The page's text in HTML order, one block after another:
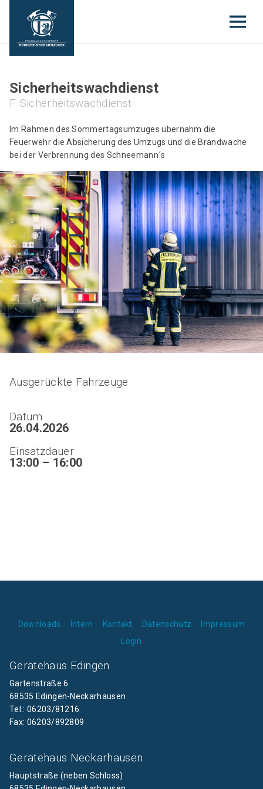
Sicherheitswachdienst
F Sicherheitswachdienst
Im Rahmen des Sommertagsumzuges übernahm die
Feuerwehr die Absicherung des Umzugs und die Brandwache
bei der Verbrennung des Schneemann´s
Ausgerückte Fahrzeuge
Datum
26.04.2026
Einsatzdauer
13:00 – 16:00
Downloads Intern Kontakt Datenschutz
Impressum
Login
Gerätehaus Edingen
Gartenstraße 6
68535 Edingen-Neckarhausen
Tel.: 06203/81216
Fax: 06203/892809
Gerätehaus Neckarhausen
Hauptstraße (neben Schloss)